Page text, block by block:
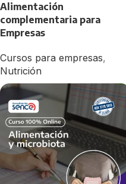
Alimentación
complementaria para
Empresas
Cursos para empresas,
Nutrición